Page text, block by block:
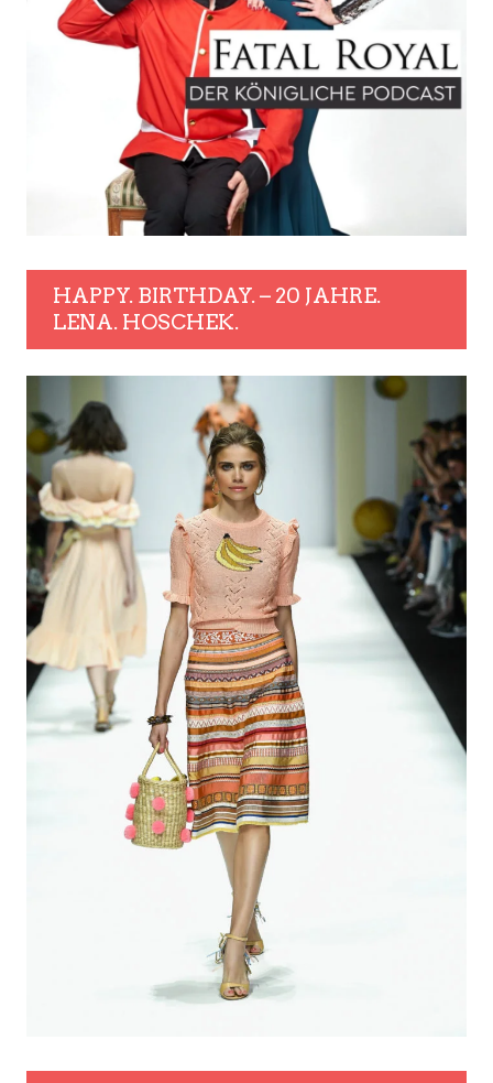
HAPPY. BIRTHDAY. – 20 JAHRE.
LENA. HOSCHEK.